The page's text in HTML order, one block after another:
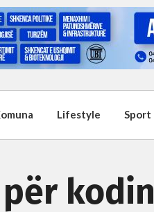
Lifestyle Sport
kodin